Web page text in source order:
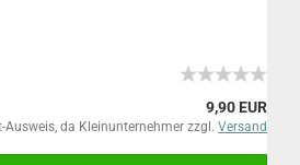
9,90 EUR
Ausweis, da Kleinunternehmer zzgl. Versand